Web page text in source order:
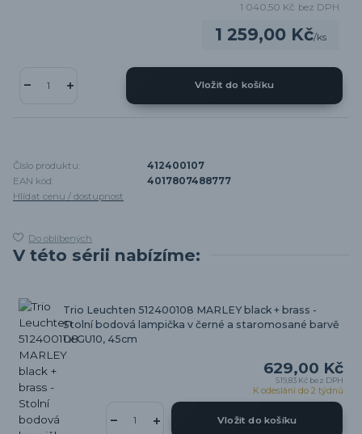
1 259,00 Kč/ks
1 040,50 Kč bez DPH
Vložit do košíku
Číslo produktu:
412400107
EAN kód:
4017807488777
Hlídat cenu / dostupnost
Do oblíbených
V této sérii nabízíme:
Trio Leuchten 512400108 MARLEY black + brass -
Stolní bodová lampička v černé a staromosané barvě
1 x GU10, 45cm
629,00 Kč
519,83 Kč bez DPH
K odeslání do 2 týdnů
Vložit do košíku